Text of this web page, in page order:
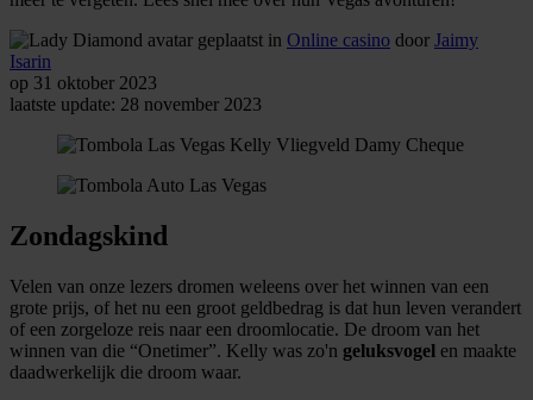
geplaatst in Online casino door Jaimy
Isarin
op 31 oktober 2023
laatste update: 28 november 2023
Zondagskind
Velen van onze lezers dromen weleens over het winnen van een
grote prijs, of het nu een groot geldbedrag is dat hun leven verandert
of een zorgeloze reis naar een droomlocatie. De droom van het
winnen van die “Onetimer”. Kelly was zo'n geluksvogel en maakte
daadwerkelijk die droom waar.